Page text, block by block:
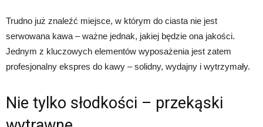
Trudno już znaleźć miejsce, w którym do ciasta nie jest
serwowana kawa – ważne jednak, jakiej będzie ona jakości.
Jednym z kluczowych elementów wyposażenia jest zatem
profesjonalny ekspres do kawy – solidny, wydajny i wytrzymały.
Nie tylko słodkości – przekąski